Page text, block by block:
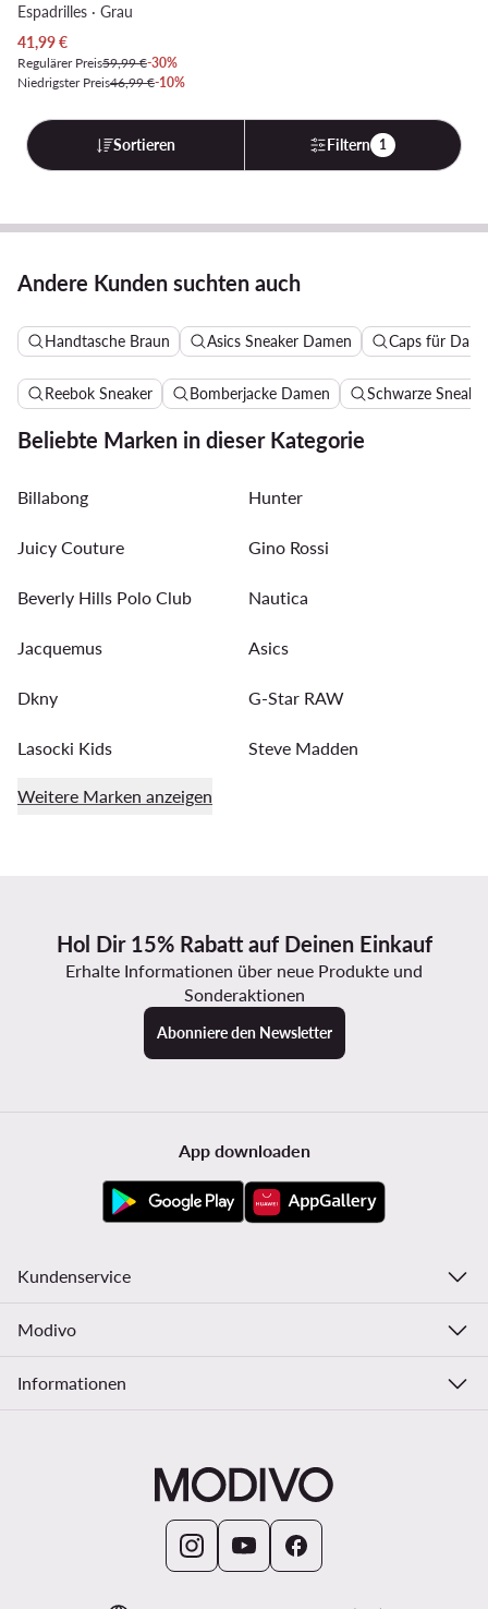
Espadrilles · Grau
Aktueller Preis
41,99€
Regulärer Preis59,99 €-30%
Niedrigster Preis46,99 €-10%
Sortieren Filtern 1
Andere Kunden suchten auch
Handtasche Braun Asics Sneaker Damen Caps für
Reebok Sneaker Bomberjacke Damen Schwarze
Beliebte Marken in dieser Kategorie
Billabong Hunter
Juicy Couture Gino Rossi
Beverly Hills Polo Club Nautica
Jacquemus Asics
Dkny G-Star RAW
Lasocki Kids Steve Madden
Weitere Marken anzeigen
Hol Dir 15% Rabatt auf Deinen Einkauf
Erhalte Informationen über neue Produkte und
Sonderaktionen
Abonniere den Newsletter
App downloaden
Kundenservice
Modivo
Informationen